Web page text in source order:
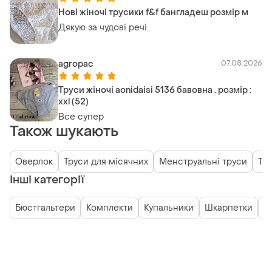
Нові жіночі трусики f&f бангладеш розмір м
Дякую за чудові речі.
agropac 07.08.2026
Труси жіночі aonidaisi 5136 бавовна . розмір :
xxl (52)
Все супер
Також шукають
Оверлок Труси для місячних Менструальні труси
Інші категорії
Бюстгальтери Комплекти Купальники Шкарпетки